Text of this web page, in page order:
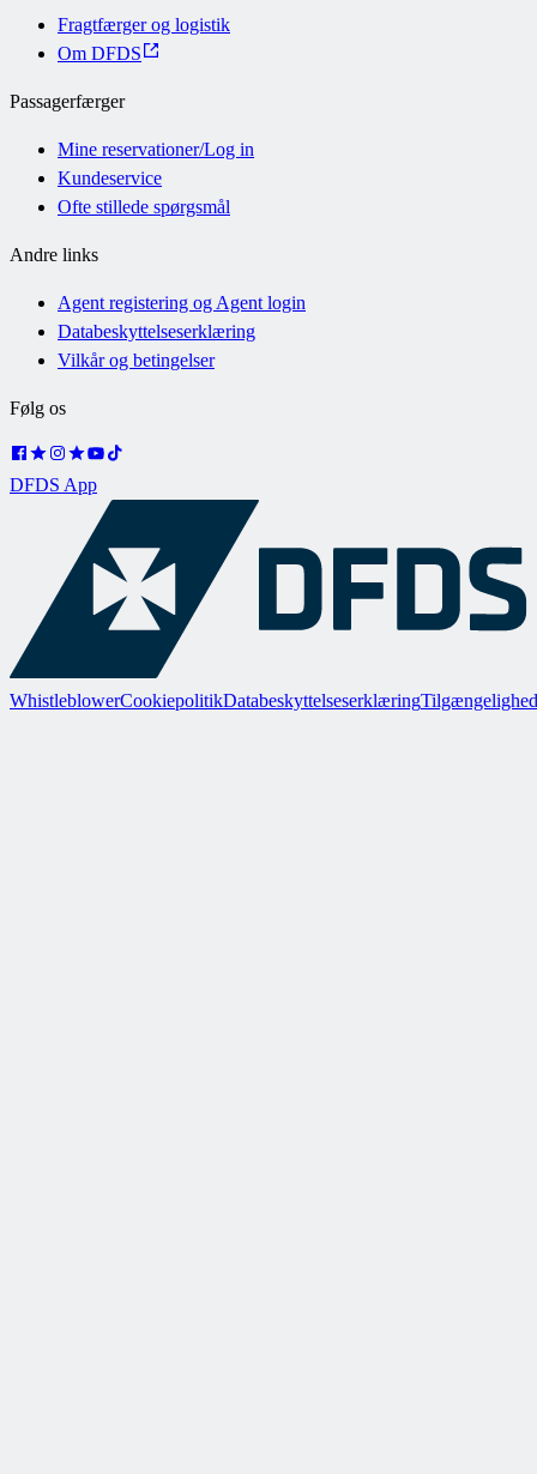
Fragtfærger og logistik
Om DFDS
Passagerfærger
Mine reservationer/Log in
Kundeservice
Ofte stillede spørgsmål
Andre links
Agent registering og Agent login
Databeskyttelseserklæring
Vilkår og betingelser
Følg os
DFDS App
WhistleblowerCookiepolitikDatabeskyttelseserklæring